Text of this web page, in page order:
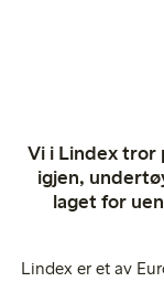
Vi i Lindex tror
igjen,
laget for
Lindex er et av